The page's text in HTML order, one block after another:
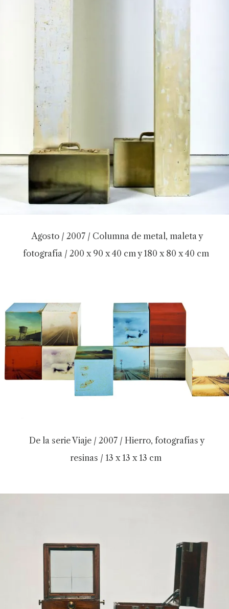
Agosto / 2007 / Columna de metal, maleta y
fotografía / 200 x 90 x 40 cm y 180 x 80 x 40 cm
De la serie Viaje / 2007 / Hierro, fotografías y
resinas / 13 x 13 x 13 cm